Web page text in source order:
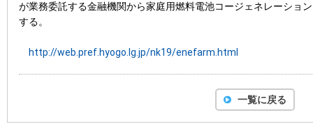
が業務委託する金融機関から家庭用燃料電池コージェネレーショ
する。
http://web.pref.hyogo.lg.jp/nk19/enefarm.html
一覧に戻る